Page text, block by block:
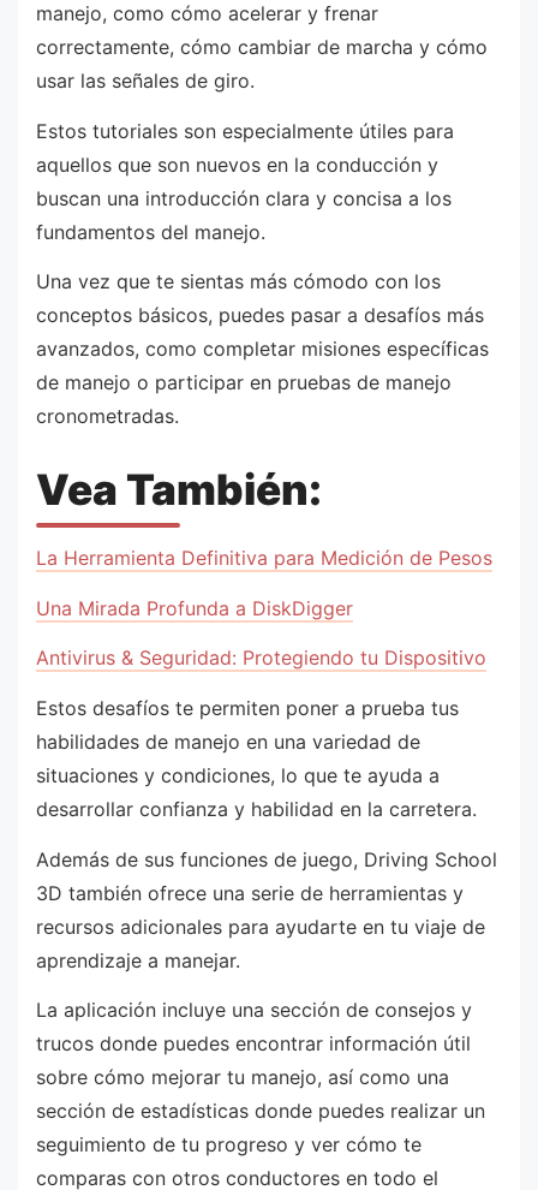
manejo, como cómo acelerar y frenar
correctamente, cómo cambiar de marcha y cómo
usar las señales de giro.
Estos tutoriales son especialmente útiles para
aquellos que son nuevos en la conducción y
buscan una introducción clara y concisa a los
fundamentos del manejo.
Una vez que te sientas más cómodo con los
conceptos básicos, puedes pasar a desafíos más
avanzados, como completar misiones específicas
de manejo o participar en pruebas de manejo
cronometradas.
Vea También:
La Herramienta Definitiva para Medición de Pesos
Una Mirada Profunda a DiskDigger
Antivirus & Seguridad: Protegiendo tu Dispositivo
Estos desafíos te permiten poner a prueba tus
habilidades de manejo en una variedad de
situaciones y condiciones, lo que te ayuda a
desarrollar confianza y habilidad en la carretera.
Además de sus funciones de juego, Driving School
3D también ofrece una serie de herramientas y
recursos adicionales para ayudarte en tu viaje de
aprendizaje a manejar.
La aplicación incluye una sección de consejos y
trucos donde puedes encontrar información útil
sobre cómo mejorar tu manejo, así como una
sección de estadísticas donde puedes realizar un
seguimiento de tu progreso y ver cómo te
comparas con otros conductores en todo el